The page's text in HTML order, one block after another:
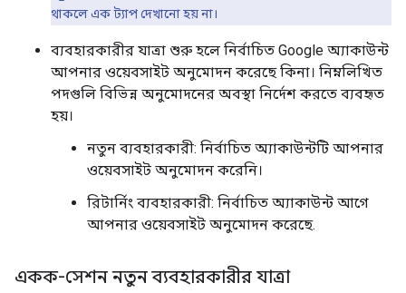
থাকলে এক ট্যাপ দেখানো হয় না।
ব্যবহারকারীর যাত্রা শুরু হলে নির্বাচিত Google অ্যাকাউন্ট
আপনার ওয়েবসাইট অনুমোদন করেছে কিনা। নিম্নলিখিত
পদগুলি বিভিন্ন অনুমোদনের অবস্থা নির্দেশ করতে ব্যবহৃত
হয়।
নতুন ব্যবহারকারী: নির্বাচিত অ্যাকাউন্টটি আপনার
ওয়েবসাইট অনুমোদন করেনি।
রিটার্নিং ব্যবহারকারী: নির্বাচিত অ্যাকাউন্ট আগে
আপনার ওয়েবসাইট অনুমোদন করেছে.
একক-সেশন নতুন ব্যবহারকারীর যাত্রা